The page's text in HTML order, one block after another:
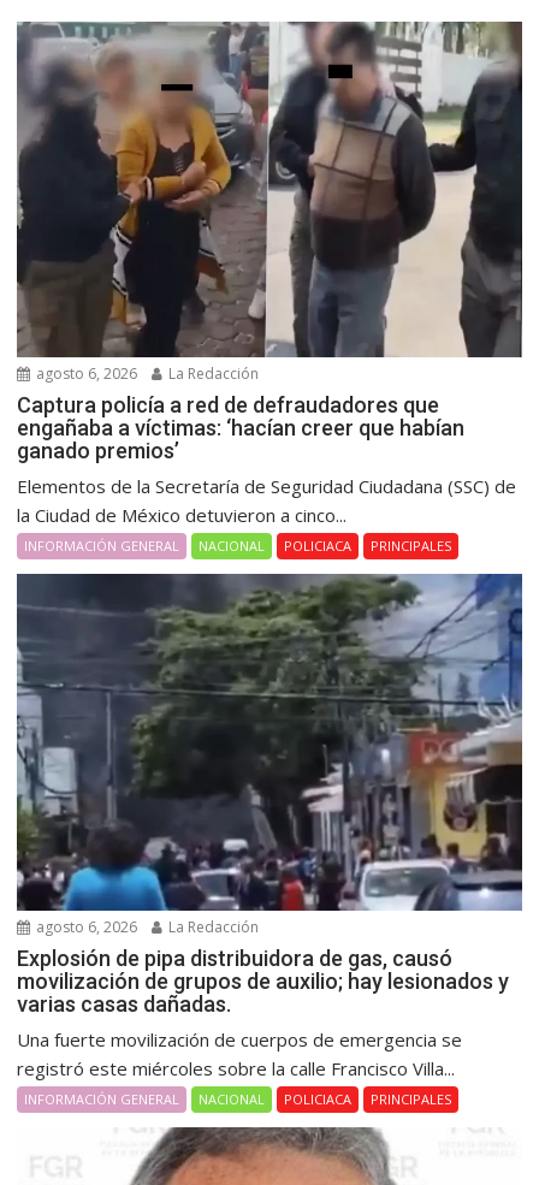
agosto 6, 2026 La Redacción
Captura policía a red de defraudadores que
engañaba a víctimas: ‘hacían creer que habían
ganado premios’
Elementos de la Secretaría de Seguridad Ciudadana (SSC) de
la Ciudad de México detuvieron a cinco...
INFORMACIÓN GENERAL NACIONAL POLICIACA PRINCIPALES
agosto 6, 2026 La Redacción
Explosión de pipa distribuidora de gas, causó
movilización de grupos de auxilio; hay lesionados y
varias casas dañadas.
Una fuerte movilización de cuerpos de emergencia se
registró este miércoles sobre la calle Francisco Villa...
INFORMACIÓN GENERAL NACIONAL POLICIACA PRINCIPALES